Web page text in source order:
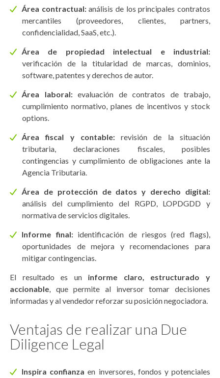
Área contractual:análisis de los principales contratos
mercantiles (proveedores, clientes, partners,
confidencialidad, SaaS, etc.).
Área de propiedad intelectual e industrial:
verificación de la titularidad de marcas, dominios,
software, patentes y derechos de autor.
Área laboral:evaluación de contratos de trabajo,
cumplimiento normativo, planes de incentivos y stock
options.
Área fiscal y contable:revisión de la situación
tributaria, declaraciones fiscales, posibles
contingencias y cumplimiento de obligaciones ante la
Agencia Tributaria.
Área de protección de datos y derecho digital:
análisis del cumplimiento del RGPD, LOPDGDD y
normativa de servicios digitales.
Informe final:identificación de riesgos (red flags),
oportunidades de mejora y recomendaciones para
mitigar contingencias.
El resultado es un informe claro, estructurado y
accionable, que permite al inversor tomar decisiones
informadas y al vendedor reforzar su posición negociadora.
Ventajas de realizar una Due
Diligence Legal
Inspira confianza en inversores, fondos y potenciales